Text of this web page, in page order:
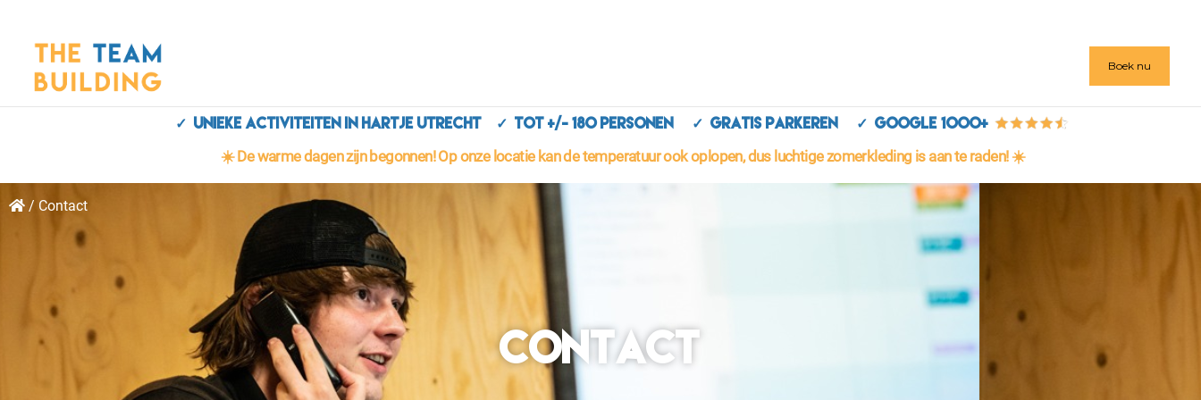
Boek nu
✓ Unieke activiteiten in hartje Utrecht ✓ Tot +/- 180 personen ✓ Gratis parkeren ✓ Google 1000+
☀️ De warme dagen zijn begonnen! Op onze locatie kan de temperatuur ook oplopen, dus luchtige zomerkleding is aan te raden! ☀️
/ Contact
Contact